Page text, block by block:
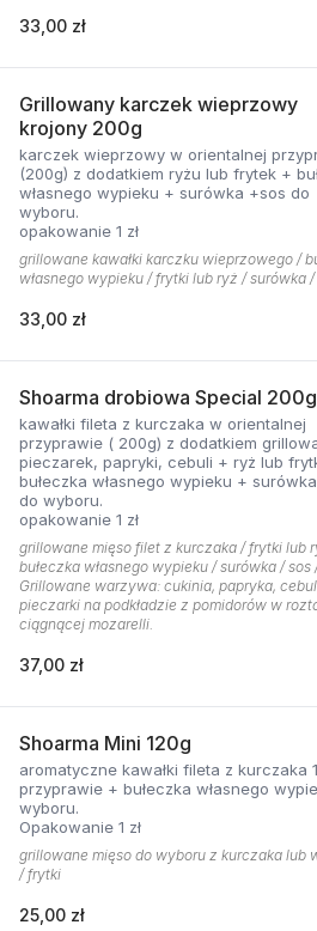
33,00 zł
Grillowany karczek wieprzowy
krojony 200g
karczek wieprzowy w orientalnej przyprawie
(200g) z dodatkiem ryżu lub frytek +
własnego wypieku + surówka +sos do
wyboru.
opakowanie 1 zł
grillowane kawałki karczku wieprzowego /
własnego wypieku / frytki lub ryż / surówka /
33,00 zł
Shoarma drobiowa Special 200g
kawałki fileta z kurczaka w orientalnej
przyprawie ( 200g) z dodatkiem
pieczarek, papryki, cebuli + ryż lub frytki
bułeczka własnego wypieku +
do wyboru.
opakowanie 1 zł
grillowane mięso filet z kurczaka / frytki lub
bułeczka własnego wypieku / surówka / sos
Grillowane warzywa: cukinia, papryka,
pieczarki na podkładzie z pomidorów w
ciągnącej mozarelli.
37,00 zł
Shoarma Mini 120g
aromatyczne kawałki fileta z kurczaka 120g, w orientalnej
przyprawie + bułeczka własnego wypieku, surówka, sos do
wyboru.
Opakowanie 1 zł
grillowane mięso do wyboru z kurczaka lub
/ frytki
25,00 zł